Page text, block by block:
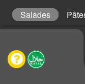
Salades